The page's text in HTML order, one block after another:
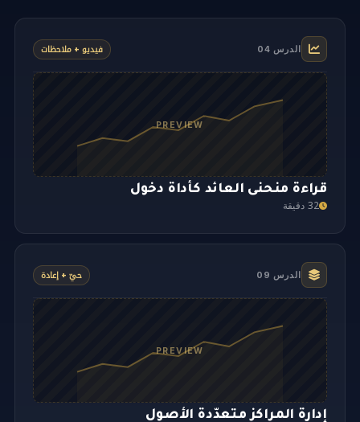
الدرس 04 فيديو + ملاحظات
PREVIEW
قراءة منحنى العائد كأداة دخول
32 دقيقة
الدرس 09 حيّ + إعادة
PREVIEW
إدارة المراكز متعدّدة الأصول